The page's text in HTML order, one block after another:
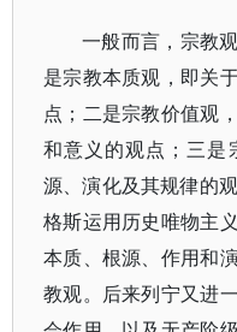
一般而言，宗教
是宗教本质观，即关
点；二是宗教价值观
和意义的观点；三是
源、演化及其规律的
格斯运用历史唯物主
本质、根源、作用和
教观。后来列宁又进